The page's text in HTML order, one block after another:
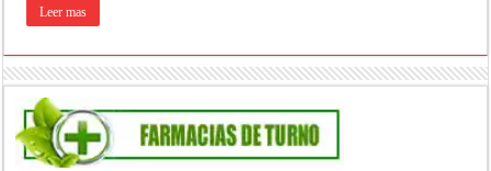
Leer mas